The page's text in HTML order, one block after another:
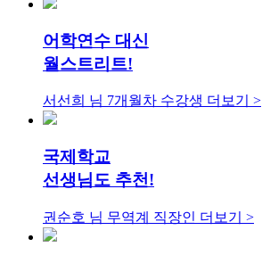
어학연수 대신
월스트리트!
서선희 님 7개월차 수강생 더보기 >
국제학교
선생님도 추천!
권순호 님 무역계 직장인 더보기 >